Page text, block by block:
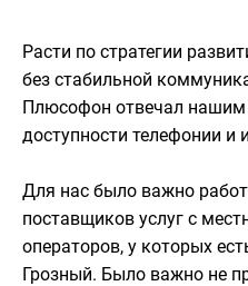
Расти по стратегии
без стабильной
Плюсофон отвечал нашим
доступности телефонии и
Для нас было важно
поставщиков услуг с
операторов, у которых
Грозный. Было важно не